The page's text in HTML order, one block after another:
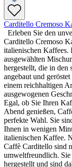
Carditello Cremoso
Erleben Sie den
Carditello Cremoso
italienischen Kaffees.
ausgewählten
hergestellt, die in den
angebaut und
einem reichhaltigen
ausgewogenen
Egal, ob Sie Ihren
Abend genießen,
perfekte Wahl. Sie
Ihnen in wenigen
italienischen Kaffee.
Caffè Carditello sind
umweltfreundlich. Sie
hergestellt und sind